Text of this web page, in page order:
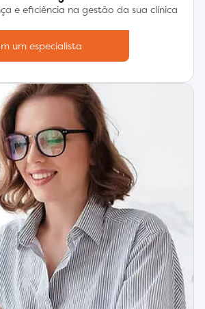
e eficiência na gestão da sua clínica
um especialista